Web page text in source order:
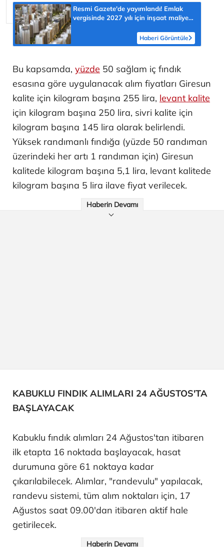
Resmi Gazete'de yayımlandı! Emlak
vergisinde 2027 yılı için inşaat maliyet
Haberi Görüntüle
Bu kapsamda, yüzde 50 sağlam iç fındık
esasına göre uygulanacak alım fiyatları Giresun
kalite için kilogram başına 255 lira, levant kalite
için kilogram başına 250 lira, sivri kalite için
kilogram başına 145 lira olarak belirlendi.
Yüksek randımanlı fındığa (yüzde 50 randıman
üzerindeki her artı 1 randıman için) Giresun
kalitede kilogram başına 5,1 lira, levant kalitede
kilogram başına 5 lira ilave fiyat verilecek.
Haberin Devamı
KABUKLU FINDIK ALIMLARI 24 AĞUSTOS'TA
BAŞLAYACAK
Kabuklu fındık alımları 24 Ağustos'tan itibaren
ilk etapta 16 noktada başlayacak, hasat
durumuna göre 61 noktaya kadar
çıkarılabilecek. Alımlar, "randevulu" yapılacak,
randevu sistemi, tüm alım noktaları için, 17
Ağustos saat 09.00'dan itibaren aktif hale
getirilecek.
Haberin Devamı